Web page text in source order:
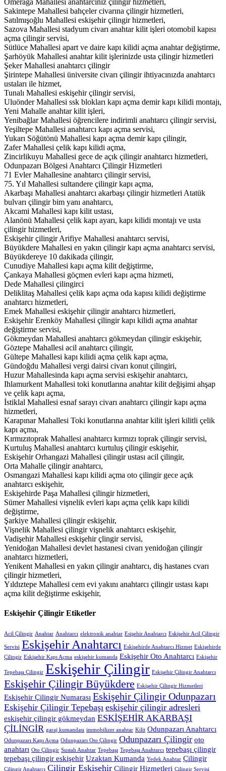
Sakintepe Mahallesi bahçeler civarına çilingir hizmetleri,
Satılmışoğlu Mahallesi eskişehir çilingir hizmetleri,
Sazova Mahallesi stadyum civarı anahtar kilit işleri otomobil kapısı
açma çilingir servisi,
Sütlüce Mahallesi apart ve daire kapı kilidi açma anahtar değiştirme,
Şarhöyük Mahallesi anahtar kilit işlerinizde usta çilingir hizmetleri
Şeker Mahallesi anahtarcı çilingir
Şirintepe Mahallesi üniversite civarı çilingir ihtiyacınızda anahtarcı
ustaları ile hizmet,
Tunalı Mahallesi eskişehir çilingir servisi,
Uluönder Mahallesi ssk blokları kapı açma demir kapı kilidi montajı,
Yeni Mahalle anahtar kilit işleri,
Yenibağlar Mahallesi öğrencilere indirimli anahtarcı çilingir servisi,
Yeşiltepe Mahallesi anahtarcı kapı açma servisi,
Yukarı Söğütönü Mahallesi kapı açma demir kapı çilingir,
Zafer Mahallesi çelik kapı kilidi açma,
Zincirlikuyu Mahallesi gece de açık çilingir anahtarcı hizmetleri,
Odunpazarı Bölgesi Anahtarcı Çilingir Hizmetleri
71 Evler Mahallesine anahtarcı çilingir servisi,
75. Yıl Mahallesi sultandere çilingir kapı açma,
Akarbaşı Mahallesi anahtarcı akarbaşı çilingir hizmetleri Atatük
bulvarı çilingir bim yanı anahtarcı,
Akcami Mahallesi kapı kilit ustası,
Alanönü Mahallesi çelik kapı ayarı, kapı kilidi montajı ve usta
çilingir hizmetleri,
Eskişehir çilingir Arifiye Mahallesi anahtarcı servisi,
Büyükdere Mahallesi en yakın çilingir kapı açma anahtarcı servisi,
Büyükdereye 10 dakikada çilingir,
Cunudiye Mahallesi kapı açma kilit değiştirme,
Çankaya Mahallesi göçmen evleri kapı açma hizmeti,
Dede Mahallesi çilingirci
Deliklitaş Mahallesi çelik kapı açma oda kapısı kilidi değiştirme
anahtarcı hizmetleri,
Emek Mahallesi eskişehir çilingir anahtarcı hizmetleri,
Eskişehir Erenköy Mahallesi çilingir kapı kilidi açma anahtar
değiştirme servisi,
Gökmeydan Mahallesi anahtarcı gökmeydan çilingir eskişehir,
Göztepe Mahallesi acil anahtarcı çilingir,
Gültepe Mahallesi kapı kilidi açma çelik kapı açma,
Gündoğdu Mahallesi vergi dairsi civarı konut çilingiri,
Huzur Mahallesinda kapı açma servisi eskişehir anahtarcı,
Ihlamurkent Mahallesi toki konutlarına anahtar kilit değişimi ahşap
ve çelik kapı açma,
İstiklal Mahallesi esnaf sarayı civarı anahtarcı çilingir kapı açma
hizmetleri,
Karapınar Mahallesi Toki konutlarına anahtar kilit işleri kilitli çelik
kapı açma,
Kırmızıtoprak Mahallesi anahtarcı kırmızı toprak çilingir servisi,
Kurtuluş Mahallesi anahtarcı kurtuluş çilingir eskişehir,
Eskişehir Orhangazi Mahallesi çilingir ustası acil çilingir,
Orta Mahalle çilingir anahtarcı,
Osmangazi Mahallesi kapı kilidi açma oto çilingir gece açık
anahtarcı eskişehir,
Eskişehirde Paşa Mahallesi çilingir hizmetleri,
Sümer Mahallesi vişnelik evleri kapı açma çelik kapı kilidi
değiştirme,
Şarkiye Mahallesi çilingir eskişehir,
Vişnelik Mahallesi çilingir vişnelik anahtarcı eskişehir,
Vadişehir Mahallesi eskişehir çlingir servisi,
Yenidoğan Mahallesi devlet hastanesi civarı yenidoğan çilingir
anahtarcı hizmetleri,
Yenikent Mahallesi en yakın çilingir anahtarcı, diş hastanes cvarı
çilingir hizmetleri,
Yıldıztepe Mahallesi cem evi yakını anahtarcı çilingir ustası kapı
açma kilit değiştirme eskişehir,
Eskişehir Çilingir Etiketler
Acil Çilingir Anahtar Anahtarcı elektronik anahtar Esişehir Anahtarcı Eskişehir Acil Çilingir
Servisi Eskişehir Anahtarcı Eskişehirde Anahtarcı Hizmet Eskişehirde
Çilingir Eskişehir Kapı Açma eskişehir kumanda Eskişehir Oto Anahtarcı Eskişehir
Tepebaşı Çilingir Eskişehir Çilingir Eskişehir Çilingir Anahtarcı
Eskişehir Çilingir Büyükdere Eskişehir Çilingir Hizmetleri
Eskişehir Çilingir Numarası Eskişehir Çilingir Odunpazarı
Eskişehir Çilingir Tepebaşı eskişehir çilingir adresleri
eskişehir çilingir gökmeydan ESKİŞEHİR AKARBAŞI
ÇİLİNGİR garaj kumandası immobilizer anahtar Kilit Odunpazarı Anahtarcı
Odunpazarı Kapı Açma Odunpazarı Oto Çilingir Odunpazarı Çilingir oto
anahtarı Oto Çilingir Sustalı Anahtar Tepebaşı Tepebaşı Anahtarcı tepebaşı çilingir
tepebaşı çilingir eskişehir Uzaktan Kumanda Yedek Anahtar Çilingir
Çilingir Anahtarcı Çilingir Eskişehir Çilingir Hizmetleri Çilingir Servisi